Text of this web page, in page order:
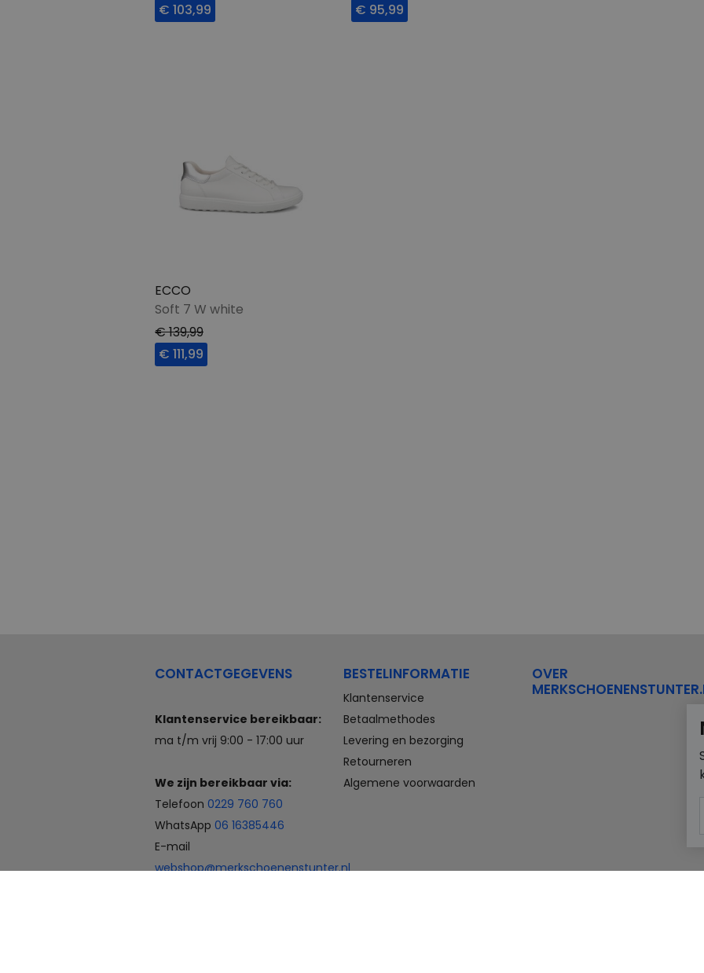
€ 103,99
€ 95,99
ECCO
Soft 7 W white
€ 139,99
€ 111,99
CONTACTGEGEVENS
Klantenservice bereikbaar:
ma t/m vrij 9:00 - 17:00 uur
We zijn bereikbaar via:
Telefoon 0229 760 760
WhatsApp 06 16385446
E-mail
webshop@merkschoenenstunter.nl
BESTELINFORMATIE
Klantenservice
Betaalmethodes
Levering en bezorging
Retourneren
Algemene voorwaarden
OVER